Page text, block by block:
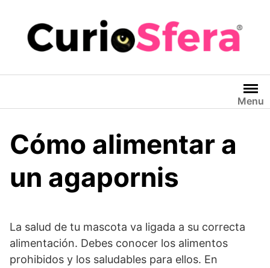
contenido
Menu
Cómo alimentar a
un agapornis
La salud de tu mascota va ligada a su correcta
alimentación. Debes conocer los alimentos
prohibidos y los saludables para ellos. En